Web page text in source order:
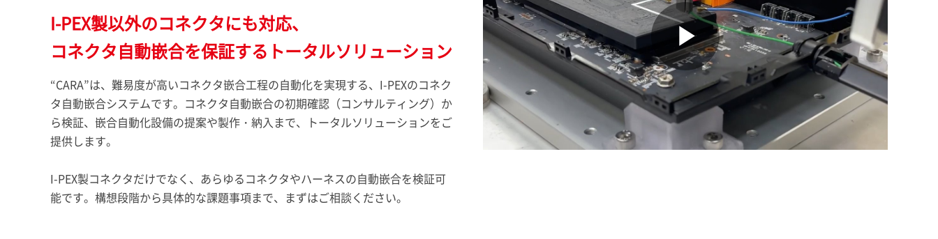
I-PEX製以外のコネクタにも対応、
コネクタ自動嵌合を保証するトータルソリューション
“CARA”は、難易度が高いコネクタ嵌合工程の自動化を実現する、 I-PEXのコネク
タ自動嵌合システムです。コネクタ自動嵌合の初期確認（コンサルティング）か
ら検証、嵌合自動化設備の提案や製作・納入まで、トータルソリューションをご
提供します。
I-PEX製コネクタだけでなく、あらゆるコネクタやハーネスの自動嵌合を検証可
能です。構想段階から具体的な課題事項まで、まずはご相談ください。
Play
Video